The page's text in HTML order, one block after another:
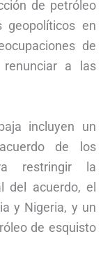
de petróleo
geopolíticos en
de
a las
incluyen un
de los
restringir la
del acuerdo, el
y Nigeria, y un
de esquisto